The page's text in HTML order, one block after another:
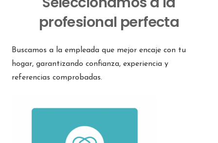
profesional perfecta
Buscamos a la empleada que mejor encaje con tu
hogar, garantizando confianza, experiencia y
referencias comprobadas.